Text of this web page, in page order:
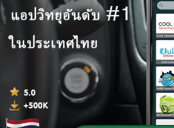
聆听自然唯美背景音乐